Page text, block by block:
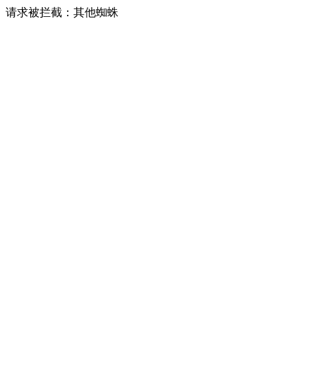
请求被拦截：其他蜘蛛